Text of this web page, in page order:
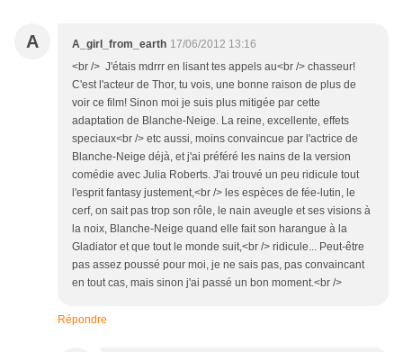
A A_girl_from_earth 17/06/2012 13:16
<br /> J'étais mdrrr en lisant tes appels au<br /> chasseur!
C'est l'acteur de Thor, tu vois, une bonne raison de plus de
voir ce film! Sinon moi je suis plus mitigée par cette
adaptation de Blanche-Neige. La reine, excellente, effets
speciaux<br /> etc aussi, moins convaincue par l'actrice de
Blanche-Neige déjà, et j'ai préféré les nains de la version
comédie avec Julia Roberts. J'ai trouvé un peu ridicule tout
l'esprit fantasy justement,<br /> les espèces de fée-lutin, le
cerf, on sait pas trop son rôle, le nain aveugle et ses visions à
la noix, Blanche-Neige quand elle fait son harangue à la
Gladiator et que tout le monde suit,<br /> ridicule... Peut-être
pas assez poussé pour moi, je ne sais pas, pas convaincant
en tout cas, mais sinon j'ai passé un bon moment.<br />
Répondre